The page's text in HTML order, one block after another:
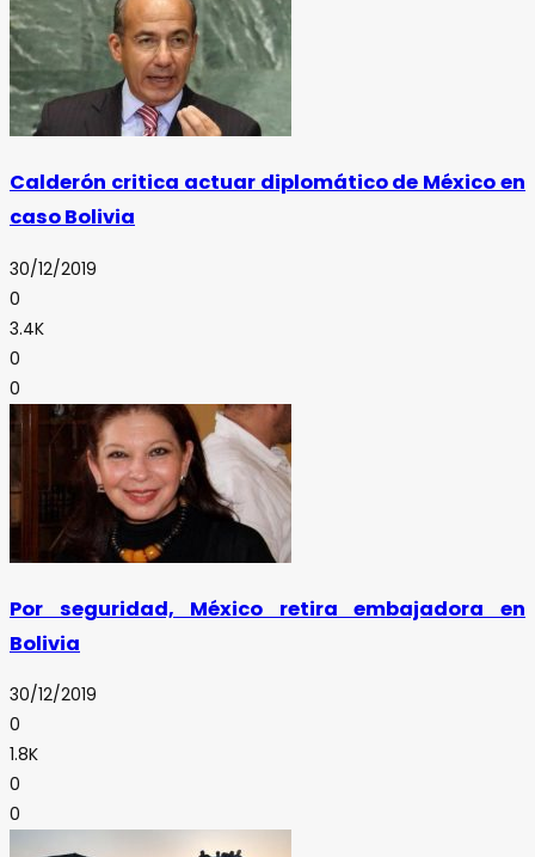
Calderón critica actuar diplomático de México en
caso Bolivia
30/12/2019
0
3.4K
0
0
Por seguridad, México retira embajadora en
Bolivia
30/12/2019
0
1.8K
0
0